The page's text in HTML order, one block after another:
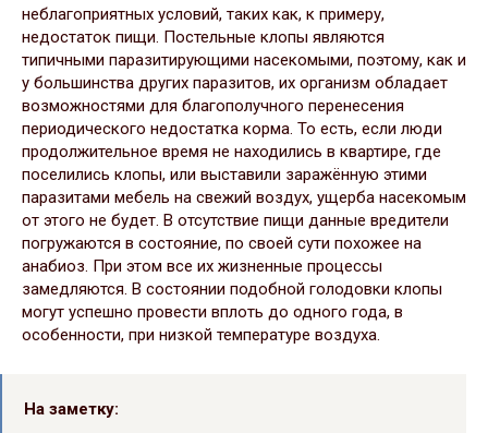
неблагоприятных условий, таких как, к примеру,
недостаток пищи. Постельные клопы являются
типичными паразитирующими насекомыми, поэтому, как и
у большинства других паразитов, их организм обладает
возможностями для благополучного перенесения
периодического недостатка корма. То есть, если люди
продолжительное время не находились в квартире, где
поселились клопы, или выставили заражённую этими
паразитами мебель на свежий воздух, ущерба насекомым
от этого не будет. В отсутствие пищи данные вредители
погружаются в состояние, по своей сути похожее на
анабиоз. При этом все их жизненные процессы
замедляются. В состоянии подобной голодовки клопы
могут успешно провести вплоть до одного года, в
особенности, при низкой температуре воздуха.
На заметку: